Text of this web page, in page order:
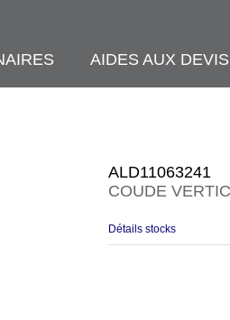
AIDES AUX DEVIS
ALD11063241
COUDE
Détails stocks